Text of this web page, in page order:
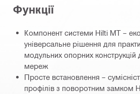
Функції
Компонент системи Hilti MT –
універсальне рішення для
модульних опорних конструкцій
мереж
Просте встановлення –
профілів з поворотним замком